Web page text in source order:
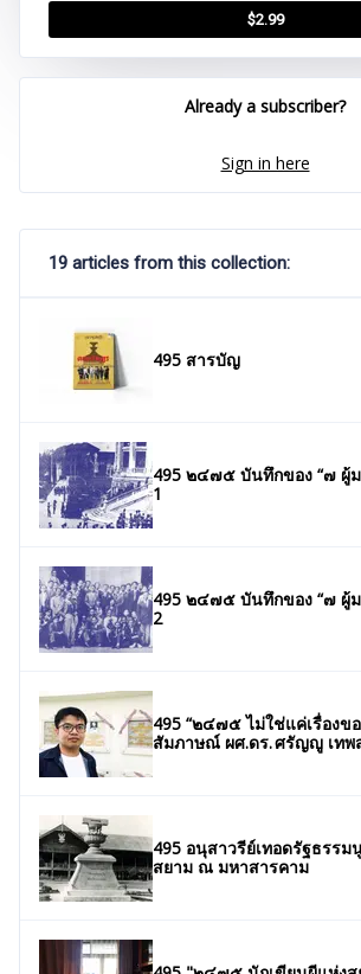
$2.99
Already a subscriber?
Sign in here
19 articles from this collection:
495 สารบัญ
495 ๒๔๗๕ บันทึกของ “๗ ผู้
1
495 ๒๔๗๕ บันทึกของ “๗ ผู้
2
495 “๒๔๗๕ ไม่ใช่แค่เรื่องข
สัมภาษณ์ ผศ.ดร. ศรัญญู เทพ
495 อนุสาวรีย์เทอดรัฐธรร
สยาม ณ มหาสารคาม